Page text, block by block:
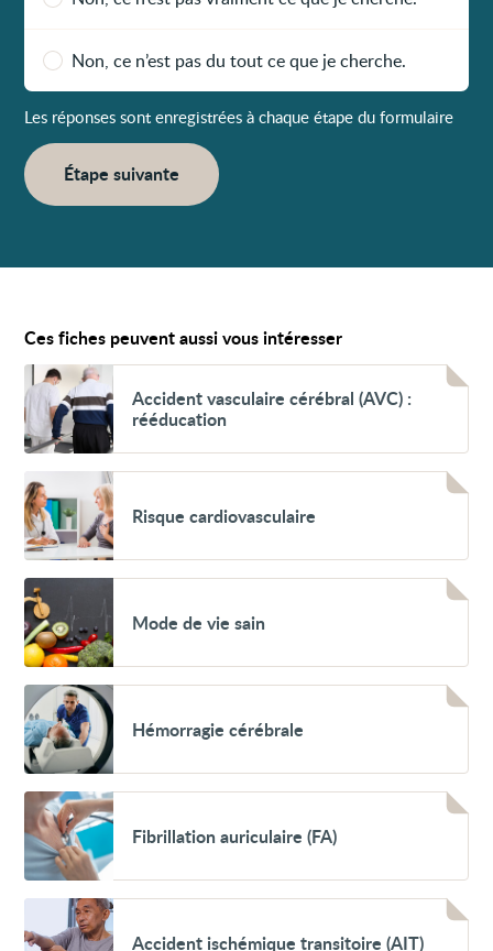
Non, ce n’est pas du tout ce que je cherche.
Les réponses sont enregistrées à chaque étape du formulaire
Étape suivante
Ces fiches peuvent aussi vous intéresser
Voir
Accident
vasculaire
cérébral
(AVC)
rééducation
Accident vasculaire cérébral (AVC) :
rééducation
Voir
Risque
cardiovasculaireRisque cardiovasculaire
Voir
Mode
de
vie
sain
Mode de vie sain
Voir
Hémorragie
cérébrale
Hémorragie cérébrale
Voir
Fibrillation
auriculaire
(FA)
Fibrillation auriculaire (FA)
Accident
ischémique
Accident ischémique transitoire (AIT)